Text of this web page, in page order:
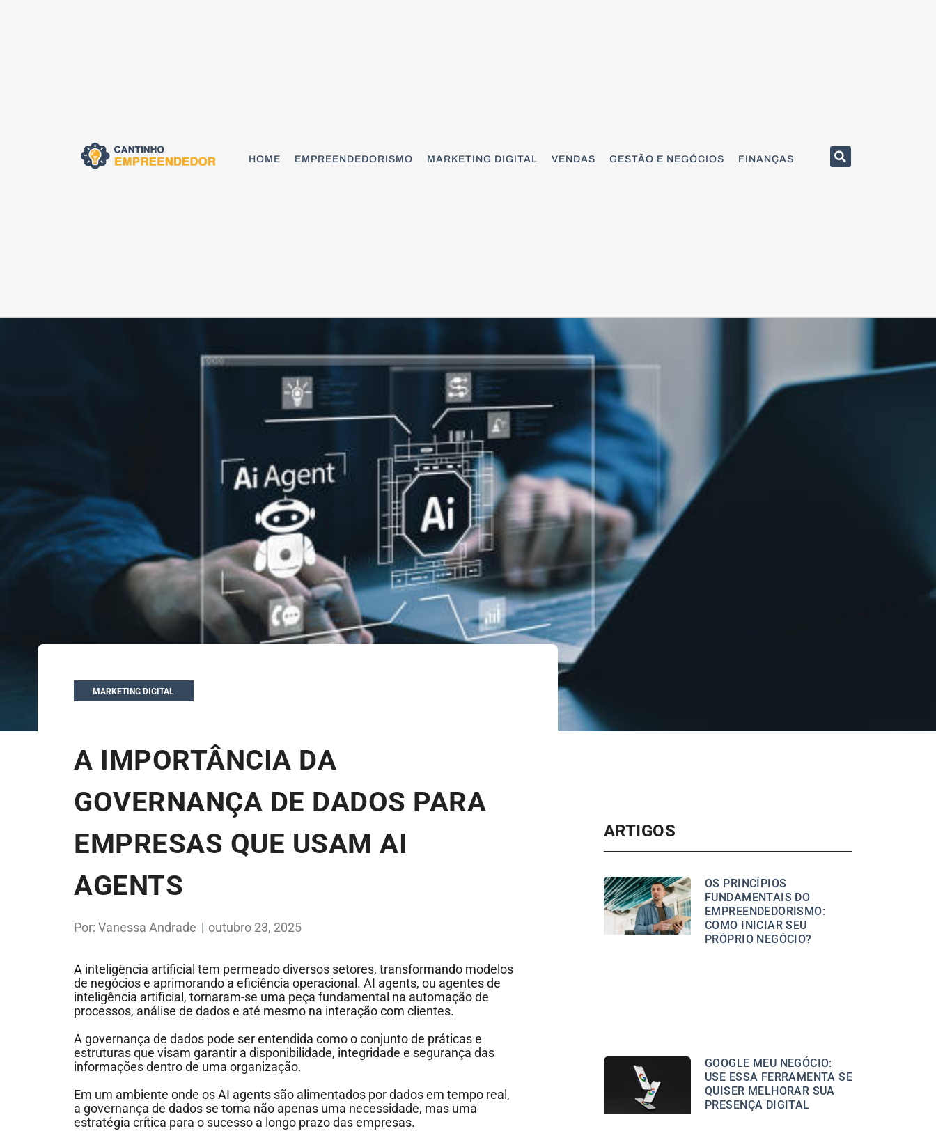
HOME EMPREENDEDORISMO MARKETING DIGITAL VENDAS GESTÃO E NEGÓCIOS FINANÇAS
MARKETING DIGITAL
A IMPORTÂNCIA DA
GOVERNANÇA DE DADOS PARA
EMPRESAS QUE USAM AI
AGENTS
Por:Vanessa Andrade outubro 23, 2025
A inteligência artificial tem permeado diversos setores, transformando modelos
de negócios e aprimorando a eficiência operacional. AI agents, ou agentes de
inteligência artificial, tornaram-se uma peça fundamental na automação de
processos, análise de dados e até mesmo na interação com clientes.
A governança de dados pode ser entendida como o conjunto de práticas e
estruturas que visam garantir a disponibilidade, integridade e segurança das
informações dentro de uma organização.
Em um ambiente onde os AI agents são alimentados por dados em tempo real,
a governança de dados se torna não apenas uma necessidade, mas uma
estratégia crítica para o sucesso a longo prazo das empresas.
ARTIGOS
OS PRINCÍPIOS
FUNDAMENTAIS DO
EMPREENDEDORISMO:
COMO INICIAR SEU
PRÓPRIO NEGÓCIO?
GOOGLE MEU NEGÓCIO:
USE ESSA FERRAMENTA SE
QUISER MELHORAR SUA
PRESENÇA DIGITAL